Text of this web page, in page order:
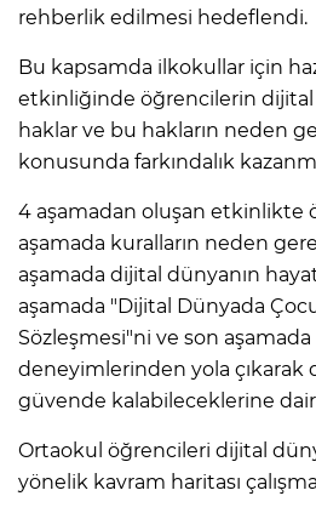
rehberlik edilmesi hedeflendi.
Bu kapsamda ilkokullar için
etkinliğinde öğrencilerin dijital
haklar ve bu hakların neden
konusunda farkındalık
4 aşamadan oluşan etkinlikte
aşamada kuralların neden
aşamada dijital dünyanın
aşamada "Dijital Dünyada
Sözleşmesi"ni ve son
deneyimlerinden yola çıkarak
güvende kalabileceklerine dair
Ortaokul öğrencileri dijital
yönelik kavram haritası